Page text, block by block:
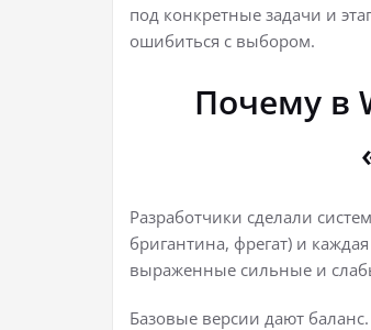
под конкретные задачи и
ошибиться с выбором.
Почему в
Разработчики сделали
бригантина, фрегат) и
выраженные сильные и
Базовые версии дают